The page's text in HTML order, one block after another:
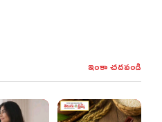
ఇంకా చదవండి